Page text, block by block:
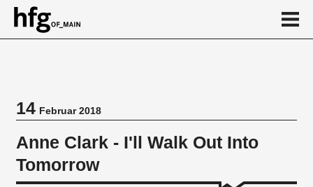
14Februar 2018
Anne Clark - I'll Walk Out Into
Tomorrow